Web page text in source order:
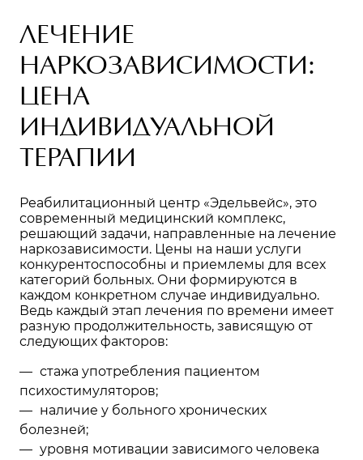
ЛЕЧЕНИЕ
НАРКОЗАВИСИМОСТИ:
ЦЕНА
ИНДИВИДУАЛЬНОЙ
ТЕРАПИИ
Реабилитационный центр «Эдельвейс», это
современный медицинский комплекс,
решающий задачи, направленные на лечение
наркозависимости. Цены на наши услуги
конкурентоспособны и приемлемы для всех
категорий больных. Они формируются в
каждом конкретном случае индивидуально.
Ведь каждый этап лечения по времени имеет
разную продолжительность, зависящую от
следующих факторов:
стажа употребления пациентом
психостимуляторов;
наличие у больного хронических
болезней;
уровня мотивации зависимого человека